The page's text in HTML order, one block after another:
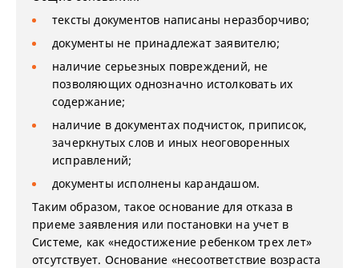
тексты документов написаны неразборчиво;
документы не принадлежат заявителю;
наличие серьезных повреждений, не
позволяющих однозначно истолковать их
содержание;
наличие в документах подчисток, приписок,
зачеркнутых слов и иных неоговоренных
исправлений;
документы исполнены карандашом.
Таким образом, такое основание для отказа в
приеме заявления или постановки на учет в
Системе, как «недостижение ребенком трех лет»
отсутствует. Основание «несоответствие возраста